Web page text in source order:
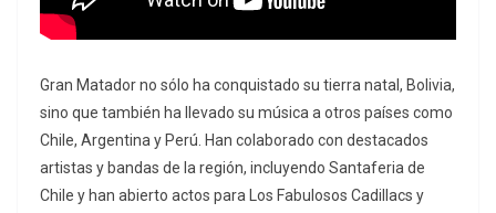
Gran Matador no sólo ha conquistado su tierra natal, Bolivia,
sino que también ha llevado su música a otros países como
Chile, Argentina y Perú. Han colaborado con destacados
artistas y bandas de la región, incluyendo Santaferia de
Chile y han abierto actos para Los Fabulosos Cadillacs y